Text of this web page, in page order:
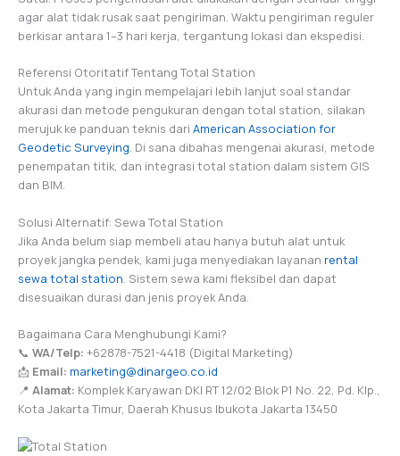
agar alat tidak rusak saat pengiriman. Waktu pengiriman reguler
berkisar antara 1–3 hari kerja, tergantung lokasi dan ekspedisi.
Referensi Otoritatif Tentang Total Station
Untuk Anda yang ingin mempelajari lebih lanjut soal standar
akurasi dan metode pengukuran dengan total station, silakan
merujuk ke panduan teknis dari American Association for
Geodetic Surveying. Di sana dibahas mengenai akurasi, metode
penempatan titik, dan integrasi total station dalam sistem GIS
dan BIM.
Solusi Alternatif: Sewa Total Station
Jika Anda belum siap membeli atau hanya butuh alat untuk
proyek jangka pendek, kami juga menyediakan layanan rental
sewa total station . Sistem sewa kami fleksibel dan dapat
disesuaikan durasi dan jenis proyek Anda.
Bagaimana Cara Menghubungi Kami?
📞 WA/Telp: +62878-7521-4418 (Digital Marketing)
📩 Email: marketing@dinargeo.co.id
📍 Alamat: Komplek Karyawan DKI RT 12/02 Blok P1 No. 22, Pd. Klp.,
Kota Jakarta Timur, Daerah Khusus Ibukota Jakarta 13450